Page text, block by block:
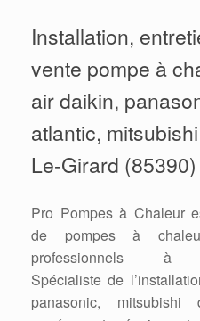
Installation,
vente pompe à
air daikin,
atlantic,
Le-Girard (85390)
Pro Pompes à Chaleur
de pompes à
professionnels à
Spécialiste de
panasonic, mitsubishi